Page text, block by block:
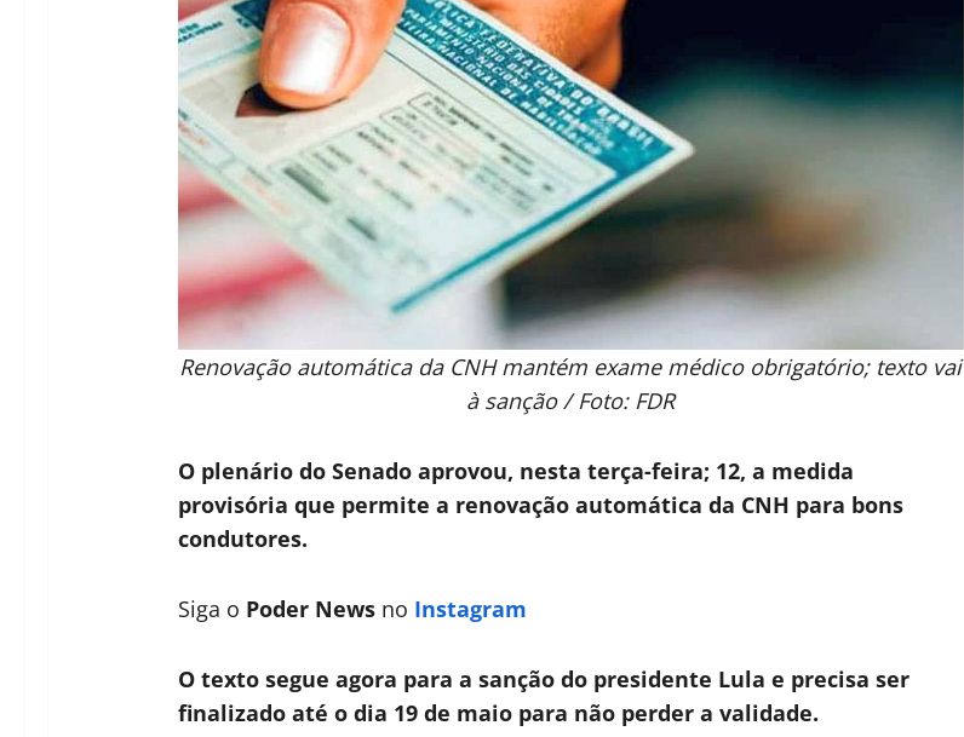
Renovação automática da CNH mantém exame médico obrigatório; texto vai
à sanção / Foto: FDR
O plenário do Senado aprovou, nesta terça-feira; 12, a medida
provisória que permite a renovação automática da CNH para bons
condutores.
Siga o Poder Newsno Instagram
O texto segue agora para a sanção do presidente Lula e precisa ser
finalizado até o dia 19 de maio para não perder a validade.